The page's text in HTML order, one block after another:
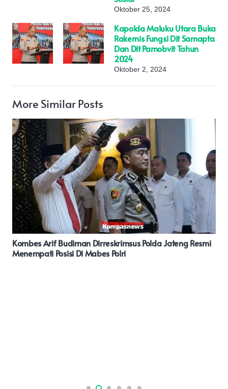
Oktober 25, 2024
Kapolda Maluku Utara Buka
Rakernis Fungsi Dit Samapta
Dan Dit Pamobvit Tahun
2024
Oktober 2, 2024
More Similar Posts
Hari Jadi TNI, Kodim Pati Gandeng Berbagai Elemen
Bersihkan Pantai Bulumanis Margoyoso